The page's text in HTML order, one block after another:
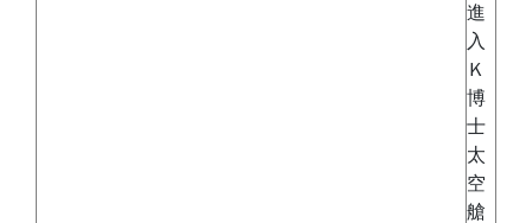
進
入
Ｋ
博
士
太
空
艙